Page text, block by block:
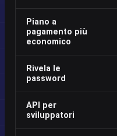
Piano a
pagamento più
economico
Rivela le
password
API per
sviluppatori